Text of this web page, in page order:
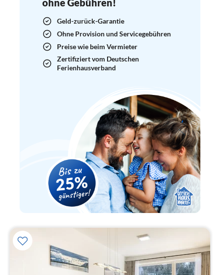
Geld-zurück-Garantie
Ohne Provision und Servicegebühren
Preise wie beim Vermieter
Zertifiziert vom Deutschen
Ferienhausverband